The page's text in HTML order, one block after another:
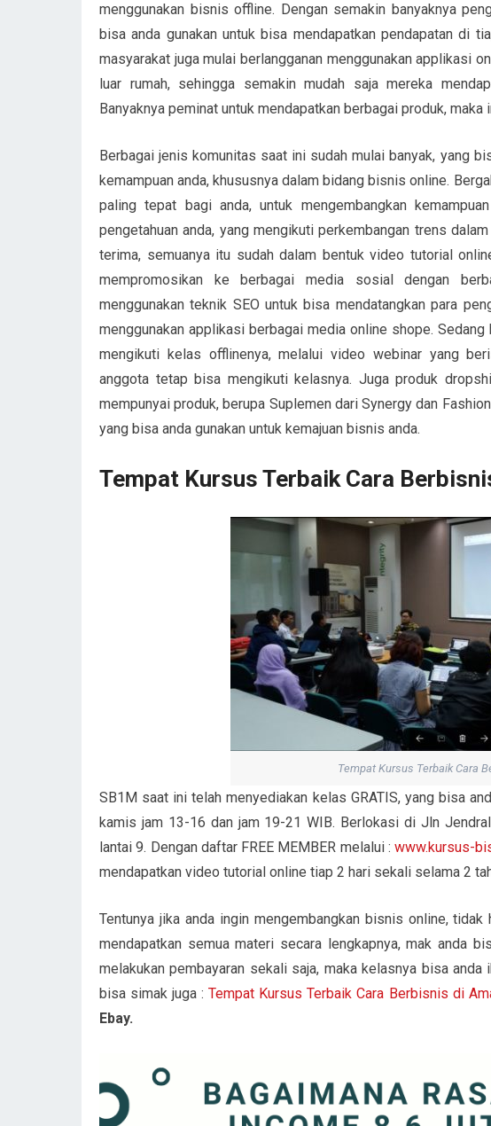
menggunakan bisnis offline. Dengan semakin banyaknya
bisa anda gunakan untuk bisa mendapatkan pendapatan di
masyarakat juga mulai berlangganan menggunakan applikasi
luar rumah, sehingga semakin mudah saja mereka
Banyaknya peminat untuk mendapatkan berbagai produk, maka
Berbagai jenis komunitas saat ini sudah mulai banyak, yang
kemampuan anda, khususnya dalam bidang bisnis online.
paling tepat bagi anda, untuk mengembangkan
pengetahuan anda, yang mengikuti perkembangan trens
terima, semuanya itu sudah dalam bentuk video tutorial
mempromosikan ke berbagai media sosial dengan
menggunakan teknik SEO untuk bisa mendatangkan para
menggunakan applikasi berbagai media online shope.
mengikuti kelas offlinenya, melalui video webinar yang
anggota tetap bisa mengikuti kelasnya. Juga produk
mempunyai produk, berupa Suplemen dari Synergy dan
yang bisa anda gunakan untuk kemajuan bisnis anda.
Tempat Kursus Terbaik Cara
Tempat Kursus Terbaik Cara
SB1M saat ini telah menyediakan kelas GRATIS, yang bisa
kamis jam 13-16 dan jam 19-21 WIB. Berlokasi di Jln
lantai 9. Dengan daftar FREE MEMBER melalui :www.kursus-
mendapatkan video tutorial online tiap 2 hari sekali selama 2
Tentunya jika anda ingin mengembangkan bisnis online,
mendapatkan semua materi secara lengkapnya, mak anda
melakukan pembayaran sekali saja, maka kelasnya bisa
bisa simak juga :Tempat Kursus Terbaik Cara Berbisnis di
Ebay.